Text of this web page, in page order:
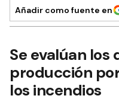
Añadir como fuente en
Se evalúan los
producción
los incendios